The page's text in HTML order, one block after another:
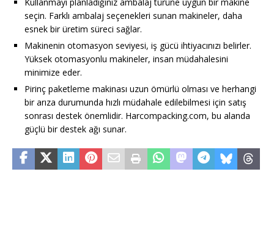
seçin. Farklı ambalaj seçenekleri sunan makineler, daha
esnek bir üretim süreci sağlar.
Makinenin otomasyon seviyesi, iş gücü ihtiyacınızı belirler.
Yüksek otomasyonlu makineler, insan müdahalesini
minimize eder.
Pirinç paketleme makinası uzun ömürlü olması ve herhangi
bir arıza durumunda hızlı müdahale edilebilmesi için satış
sonrası destek önemlidir. Harcompacking.com, bu alanda
güçlü bir destek ağı sunar.